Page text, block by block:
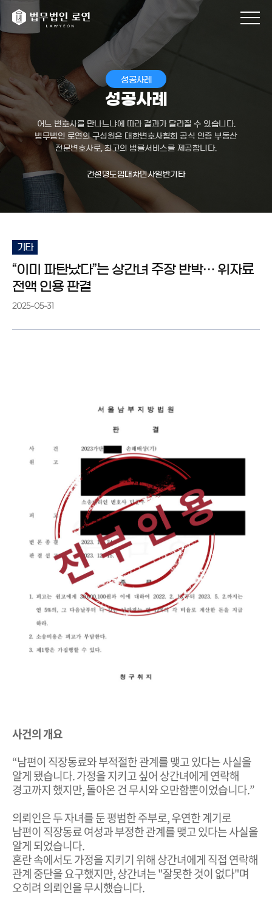
성공사례
성공사례
어느 변호사를 만나느냐에 따라 결과가 달라질 수 있습니다.
법무법인 로연의 구성원은 대한변호사협회 공식 인증 부동산
전문변호사로, 최고의 법률서비스를 제공합니다.
건설명도임대차민사일반기타
기타
“이미 파탄났다”는 상간녀 주장 반박… 위자료
전액 인용 판결
2025-05-31
사건의 개요
“남편이 직장동료와 부적절한 관계를 맺고 있다는 사실을
알게 됐습니다. 가정을 지키고 싶어 상간녀에게 연락해
경고까지 했지만, 돌아온 건 무시와 오만함뿐이었습니다.”
의뢰인은 두 자녀를 둔 평범한 주부로, 우연한 계기로
남편이 직장동료 여성과 부정한 관계를 맺고 있다는 사실을
알게 되었습니다.
혼란 속에서도 가정을 지키기 위해 상간녀에게 직접 연락해
관계 중단을 요구했지만, 상간녀는 "잘못한 것이 없다"며
오히려 의뢰인을 무시했습니다.